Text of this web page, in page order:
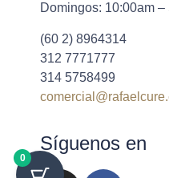
Domingos: 10:00am –
(60 2) 8964314
312 7771777
314 5758499
Síguenos en
0